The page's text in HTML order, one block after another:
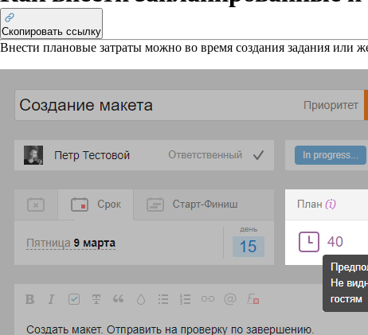
Скопировать ссылку
Внести плановые затраты можно во время создания задания или